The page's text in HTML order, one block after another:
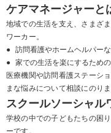
ケアマネージャーと
地域での生活を支え、さまざ
ワーカー。
● 訪問看護やホームヘルパー
● 家での生活を楽にするため
医療機関や訪問看護ステーシ
まな悩みについて相談にのりま
スクールソーシャル
学校の中での子どもたちの困
ーです。